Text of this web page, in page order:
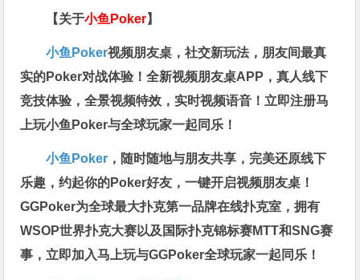
【关于小鱼Poker】
小鱼Poker视频朋友桌，社交新玩法，朋友间最真
实的Poker对战体验！全新视频朋友桌APP，真人线下
竞技体验，全景视频特效，实时视频语音！立即注册马
上玩小鱼Poker与全球玩家一起同乐！
小鱼Poker ，随时随地与朋友共享，完美还原线下
乐趣，约起你的Poker好友，一键开启视频朋友桌！
GGPoker为全球最大扑克第一品牌在线扑克室，拥有
WSOP世界扑克大赛以及国际扑克锦标赛MTT和SNG赛
事，立即加入马上玩与GGPoker全球玩家一起同乐！